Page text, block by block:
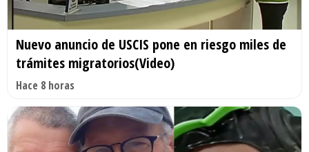
Nuevo anuncio de USCIS pone en riesgo miles de
trámites migratorios(Video)
Hace 8 horas